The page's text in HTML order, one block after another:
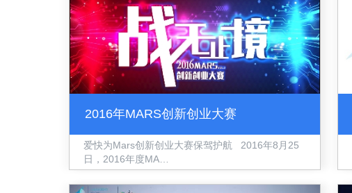
2016年MARS创新创业大赛
爱快为Mars创新创业大赛保驾护航 2016年8月25
日，2016年度MA…